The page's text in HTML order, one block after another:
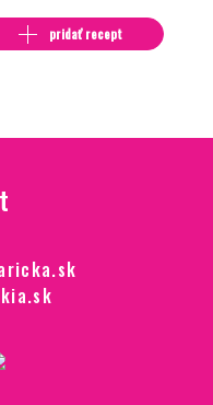
pridať recept